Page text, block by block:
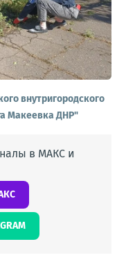
внутригородского
Макеевка ДНР"
в МАКС и